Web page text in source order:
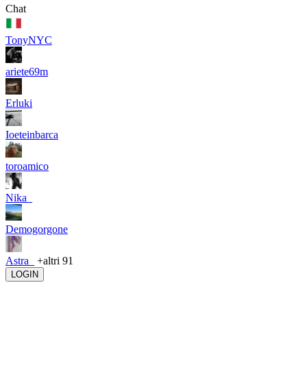
Chat
TonyNYC
ariete69m
Erluki
Ioeteinbarca
toroamico
Nika_
Demogorgone
Astra_ +altri 91
LOGIN